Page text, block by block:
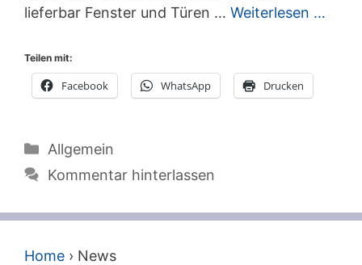
lieferbar Fenster und Türen … Weiterlesen …
Teilen mit:
Facebook WhatsApp Drucken
Kategorien
Allgemein
Kommentar hinterlassen
Home › News